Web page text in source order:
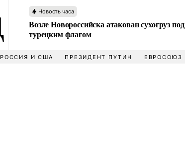
Новость часа
Возле Новороссийска атакован сухогруз под
турецким флагом
РОССИЯ И США ПРЕЗИДЕНТ ПУТИН ЕВРОСОЮЗ